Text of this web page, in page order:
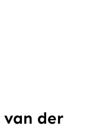
van der